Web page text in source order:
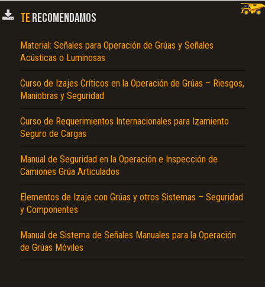
TERECOMENDAMOS
Material: Señales para Operación de Grúas y Señales
Acústicas o Luminosas
Curso de Izajes Críticos en la Operación de Grúas – Riesgos,
Maniobras y Seguridad
Curso de Requerimientos Internacionales para Izamiento
Seguro de Cargas
Manual de Seguridad en la Operación e Inspección de
Camiones Grúa Articulados
Elementos de Izaje con Grúas y otros Sistemas – Seguridad
y Componentes
Manual de Sistema de Señales Manuales para la Operación
de Grúas Móviles
El Título es incorrecto según el contenido.
Texto o Imagen de portada son erróneos.
No carga o no se visualiza el contenido.
Reportar otro tipo de error...